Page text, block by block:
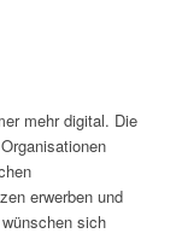
mehr digital. Die
erwerben und
sich